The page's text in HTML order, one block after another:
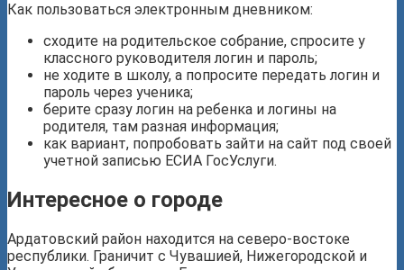
Как пользоваться электронным дневником:
сходите на родительское собрание, спросите у
классного руководителя логин и пароль;
не ходите в школу, а попросите передать логин и
пароль через ученика;
берите сразу логин на ребенка и логины на
родителя, там разная информация;
как вариант, попробовать зайти на сайт под своей
учетной записью ЕСИА ГосУслуги.
Интересное о городе
Ардатовский район находится на северо-востоке
республики. Граничит с Чувашией, Нижегородской и